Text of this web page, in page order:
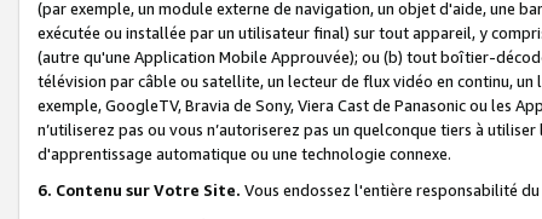
(par exemple, un module externe de navigation, un objet d'aide, une
exécutée ou installée par un utilisateur final) sur tout appareil, y
(autre qu'une Application Mobile Approuvée); ou (b) tout boîtier-
télévision par câble ou satellite, un lecteur de flux vidéo en continu,
exemple, GoogleTV, Bravia de Sony, Viera Cast de Panasonic ou les
n’utiliserez pas ou vous n’autoriserez pas un quelconque tiers à
d'apprentissage automatique ou une technologie connexe.
6. Contenu sur Votre Site. Vous endossez l'entière responsabilité